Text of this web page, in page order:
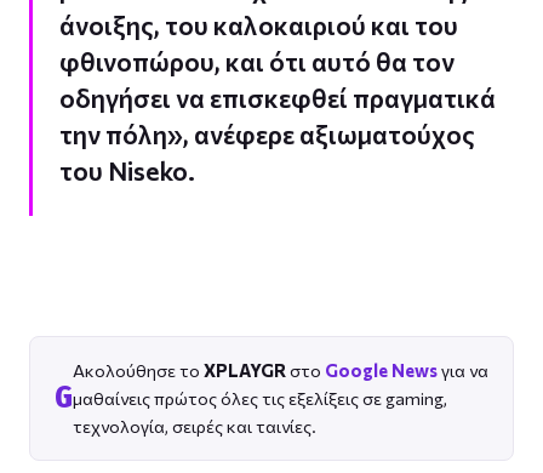
άνοιξης, του καλοκαιριού και του
φθινοπώρου, και ότι αυτό θα τον
οδηγήσει να επισκεφθεί πραγματικά
την πόλη», ανέφερε αξιωματούχος
του Niseko.
G
Ακολούθησε το XPLAYGR στο Google Newsγια να
μαθαίνεις πρώτος όλες τις εξελίξεις σε gaming,
τεχνολογία, σειρές και ταινίες.